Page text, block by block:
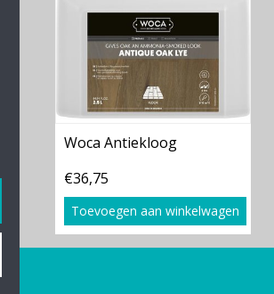
Woca Antiekloog
€36,75
Toevoegen aan winkelwagen